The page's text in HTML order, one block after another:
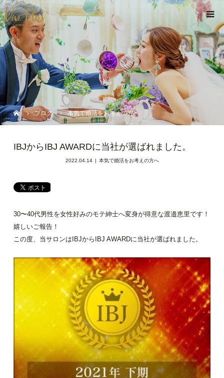
ブログ 本気で婚活をお考えの方へ
IBJからIBJ AWARDに当社が選ばれました。
2022.04.14 本気で婚活をお考えの方へ
30〜40代男性を女性好みのモテ紳士へ変身が得意な渡邉恵里です！
嬉しいご報告！
この度、当サロンはIBJからIBJ AWARDに当社が選ばれました。